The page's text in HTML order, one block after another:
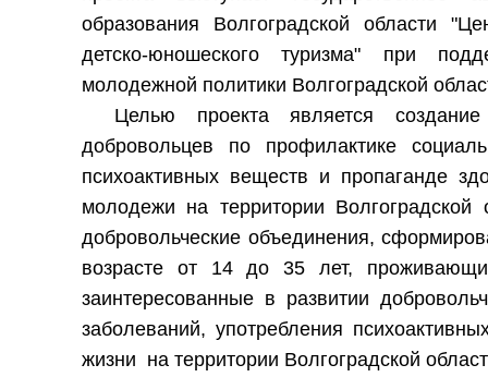
образования Волгоградской области
детско-юношеского туризма" при
молодежной политики Волгоградской
Целью проекта является
добровольцев по профилактике
психоактивных веществ и пропаганде
молодежи на территории
добровольческие объединения,
возрасте от 14 до 35 лет,
заинтересованные в развитии
заболеваний, употребления
жизни на территории Волгоградской